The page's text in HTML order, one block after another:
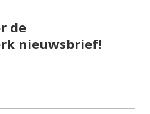
de
nieuwsbrief!